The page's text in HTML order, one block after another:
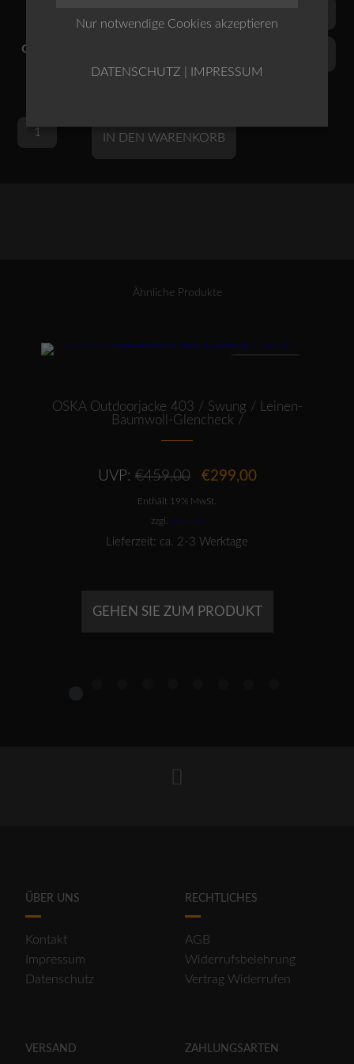
Grössen
Oska
IN DEN WARENKORB
Alternative:
Ähnliche Produkte
Dieses Produkt weist mehrere Varianten auf. Die Optionen können auf der Produktseite gewählt werden
OSKA Outdoorjacke 403 / Swung / Leinen-
Baumwoll-Glencheck /
UVP: €459,00
Ursprünglicher
war:
€459,00
€299,00Aktueller
Enthält 19% MwSt.
zzgl. Versand
Lieferzeit: ca. 2-3 Werktage
GEHEN SIE ZUM PRODUKT
ÜBER UNS
Kontakt
Impressum
Datenschutz
RECHTLICHES
AGB
Widerrufsbelehrung
Vertrag Widerrufen
VERSAND ZAHLUNGSARTEN
Nur notwendige Cookies akzeptieren
DATENSCHUTZ IMPRESSUM